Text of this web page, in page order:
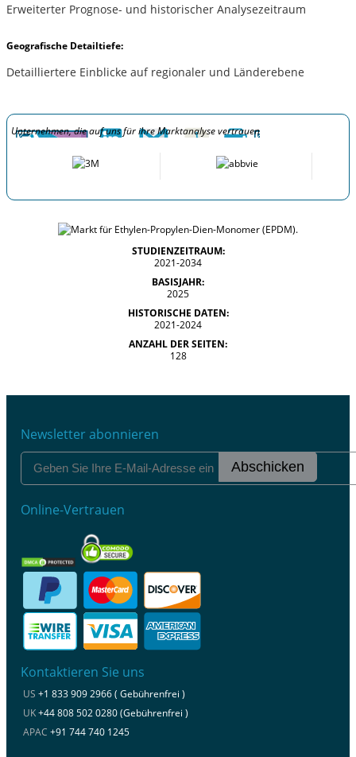
Erweiterter Prognose- und historischer Analysezeitraum
Geografische Detailtiefe:
Detailliertere Einblicke auf regionaler und Länderebene
Unternehmen, die auf uns für ihre Marktanalyse vertrauen
STUDIENZEITRAUM:
2021-2034
BASISJAHR:
2025
HISTORISCHE DATEN:
2021-2024
ANZAHL DER SEITEN:
128
Newsletter abonnieren
Abschicken
Online-Vertrauen
Kontaktieren Sie uns
US +1 833 909 2966 ( Gebührenfrei )
UK+44 808 502 0280 (Gebührenfrei )
APAC +91 744 740 1245